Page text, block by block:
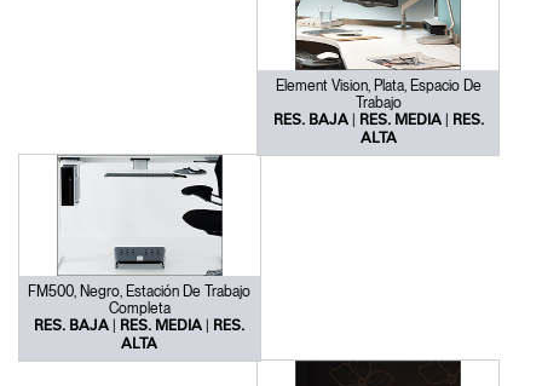
Element Vision, Plata, Espacio De
Trabajo
RES. BAJA | RES. MEDIA | RES.
ALTA
FM500, Negro, Estación De Trabajo
Completa
RES. BAJA | RES. MEDIA | RES.
ALTA